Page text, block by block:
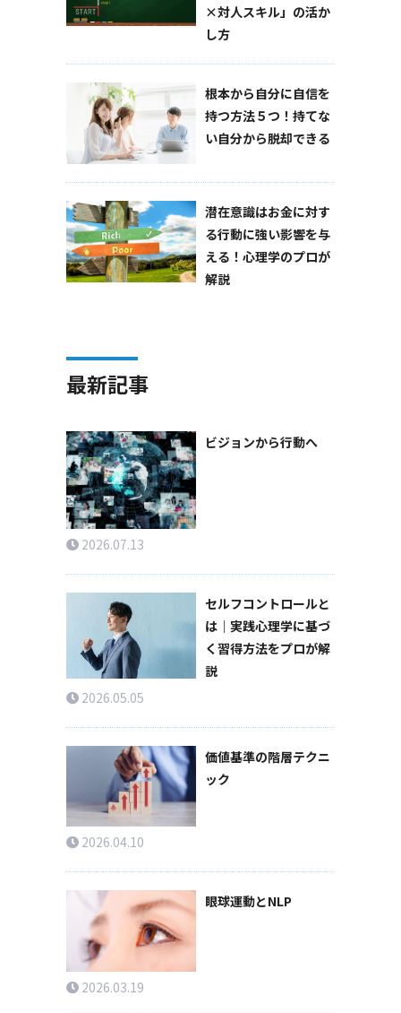
×対人スキル」の活か
し方
根本から自分に自信を
持つ方法５つ！持てな
い自分から脱却できる
潜在意識はお金に対す
る行動に強い影響を与
える！心理学のプロが
解説
最新記事
ビジョンから行動へ
2026.07.13
セルフコントロールと
は｜実践心理学に基づ
く習得方法をプロが解
説
2026.05.05
価値基準の階層テクニ
ック
2026.04.10
眼球運動とNLP
2026.03.19